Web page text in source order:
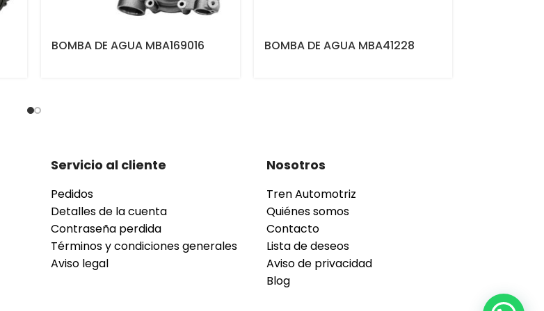
BOMBA DE AGUA MBA169016 BOMBA DE AGUA MBA41228
Servicio al cliente
Pedidos
Detalles de la cuenta
Contraseña perdida
Términos y condiciones generales
Aviso legal
Nosotros
Tren Automotriz
Quiénes somos
Contacto
Lista de deseos
Aviso de privacidad
Blog